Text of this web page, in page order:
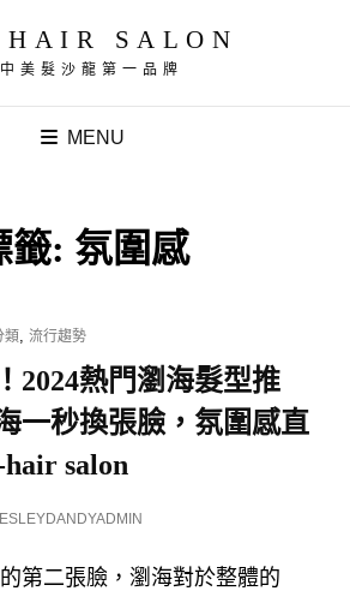
HAIR SALON
美髮沙龍第一品牌
MENU
籤: 氛圍感
類, 流行趨勢
2024熱門瀏海髮型推
一秒換張臉，氛圍感直
salon
第二張臉，瀏海對於整體的